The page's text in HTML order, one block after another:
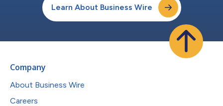
Learn About Business Wire
Company
About Business Wire
Careers